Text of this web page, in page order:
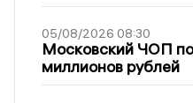
05/08/2026 08:30
Московский ЧОП
миллионов рублей